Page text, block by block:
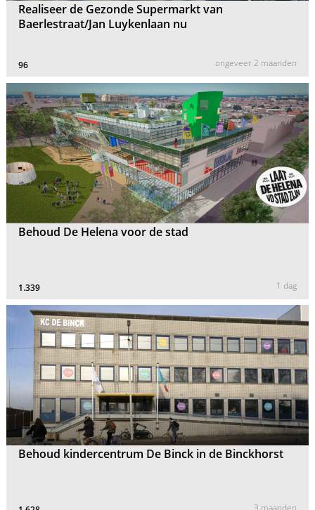
Realiseer de Gezonde Supermarkt van
Baerlestraat/Jan Luykenlaan nu
96 ongeveer 2 maanden
Behoud De Helena voor de stad
1.339 1 dag
Behoud kindercentrum De Binck in de Binckhorst